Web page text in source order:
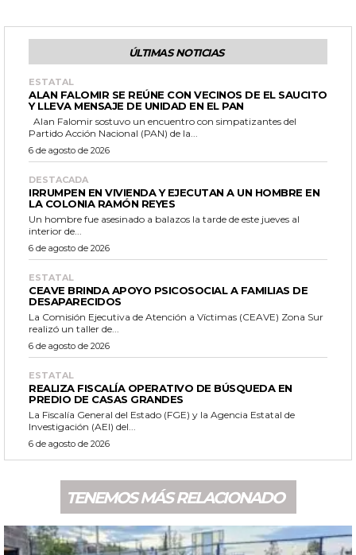
ÚLTIMAS NOTICIAS
ESTATAL
ALAN FALOMIR SE REÚNE CON VECINOS DE EL SAUCITO
Y LLEVA MENSAJE DE UNIDAD EN EL PAN
Partido Acción Nacional (PAN) de la...
6 de agosto de 2026
DESTACADA
IRRUMPEN EN VIVIENDA Y EJECUTAN A UN HOMBRE EN
LA COLONIA RAMÓN REYES
Un hombre fue asesinado a balazos la tarde de este jueves al
interior de...
6 de agosto de 2026
ESTATAL
CEAVE BRINDA APOYO PSICOSOCIAL A FAMILIAS DE
DESAPARECIDOS
La Comisión Ejecutiva de Atención a Víctimas (CEAVE) Zona Sur
realizó un taller de...
6 de agosto de 2026
ESTATAL
REALIZA FISCALÍA OPERATIVO DE BÚSQUEDA EN
PREDIO DE CASAS GRANDES
La Fiscalía General del Estado (FGE) y la Agencia Estatal de
Investigación (AEI) del...
6 de agosto de 2026
TENEMOS MÁS RELACIONADO